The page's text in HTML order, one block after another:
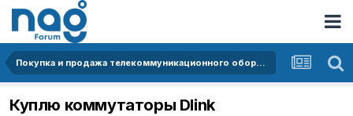
Покупка и продажа телекоммуникационного оборудования
Куплю коммутаторы Dlink